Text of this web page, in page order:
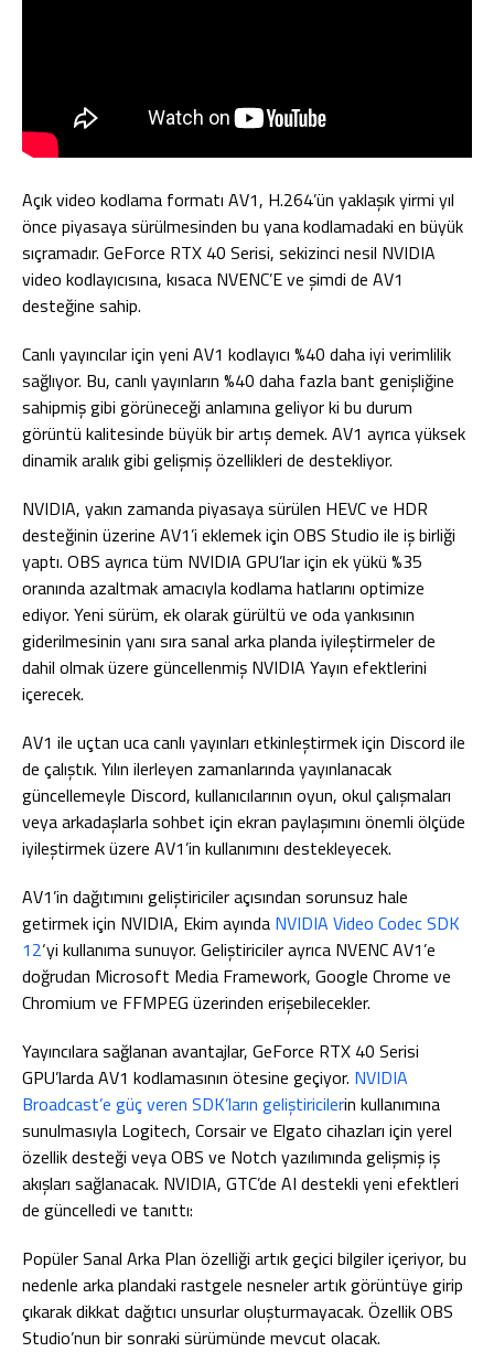
Açık video kodlama formatı AV1, H.264’ün yaklaşık yirmi yıl
önce piyasaya sürülmesinden bu yana kodlamadaki en büyük
sıçramadır. GeForce RTX 40 Serisi, sekizinci nesil NVIDIA
video kodlayıcısına, kısaca NVENC’E ve şimdi de AV1
desteğine sahip.
Canlı yayıncılar için yeni AV1 kodlayıcı %40 daha iyi verimlilik
sağlıyor. Bu, canlı yayınların %40 daha fazla bant genişliğine
sahipmiş gibi görüneceği anlamına geliyor ki bu durum
görüntü kalitesinde büyük bir artış demek. AV1 ayrıca yüksek
dinamik aralık gibi gelişmiş özellikleri de destekliyor.
NVIDIA, yakın zamanda piyasaya sürülen HEVC ve HDR
desteğinin üzerine AV1’i eklemek için OBS Studio ile iş birliği
yaptı. OBS ayrıca tüm NVIDIA GPU’lar için ek yükü %35
oranında azaltmak amacıyla kodlama hatlarını optimize
ediyor. Yeni sürüm, ek olarak gürültü ve oda yankısının
giderilmesinin yanı sıra sanal arka planda iyileştirmeler de
dahil olmak üzere güncellenmiş NVIDIA Yayın efektlerini
içerecek.
AV1 ile uçtan uca canlı yayınları etkinleştirmek için Discord ile
de çalıştık. Yılın ilerleyen zamanlarında yayınlanacak
güncellemeyle Discord, kullanıcılarının oyun, okul çalışmaları
veya arkadaşlarla sohbet için ekran paylaşımını önemli ölçüde
iyileştirmek üzere AV1’in kullanımını destekleyecek.
AV1’in dağıtımını geliştiriciler açısından sorunsuz hale
getirmek için NVIDIA, Ekim ayında NVIDIA Video Codec SDK
12‘yi kullanıma sunuyor. Geliştiriciler ayrıca NVENC AV1’e
doğrudan Microsoft Media Framework, Google Chrome ve
Chromium ve FFMPEG üzerinden erişebilecekler.
Yayıncılara sağlanan avantajlar, GeForce RTX 40 Serisi
GPU’larda AV1 kodlamasının ötesine geçiyor. NVIDIA
Broadcast’e güç veren SDK’ların geliştiricilerin kullanımına
sunulmasıyla Logitech, Corsair ve Elgato cihazları için yerel
özellik desteği veya OBS ve Notch yazılımında gelişmiş iş
akışları sağlanacak. NVIDIA, GTC’de AI destekli yeni efektleri
de güncelledi ve tanıttı:
Popüler Sanal Arka Plan özelliği artık geçici bilgiler içeriyor, bu
nedenle arka plandaki rastgele nesneler artık görüntüye girip
çıkarak dikkat dağıtıcı unsurlar oluşturmayacak. Özellik OBS
Studio’nun bir sonraki sürümünde mevcut olacak.